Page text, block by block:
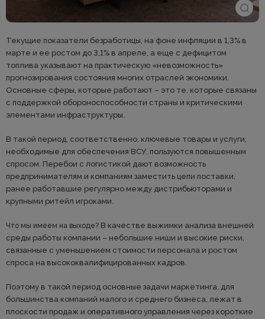
Текущие показатели безработицы, на фоне инфляции в 1,3% в
марте и ее ростом до 3,1% в апреле, а еще с дефицитом
топлива указывают на практическую «невозможность»
прогнозирования состояния многих отраслей экономики.
Основные сферы, которые работают – это те, которые связаны
с поддержкой обороноспособности страны и критическими
элементами инфраструктуры.
В такой период, соответственно, ключевые товары и услуги,
необходимые для обеспечения ВСУ, пользуются повышенным
спросом. Перебои с логистикой дают возможность
предпринимателям и компаниям заместить цепи поставки,
ранее работавшие регулярно между дистрибьюторами и
крупными ритейл игроками.
Что мы имеем на выходе? В качестве выжимки анализа внешней
среды работы компании – небольшие ниши и высокие риски,
связанные с уменьшением стоимости персонала и ростом
спроса на высококвалифицированных кадров.
Поэтому в такой период основные задачи маркетинга, для
большинства компаний малого и среднего бизнеса, лежат в
плоскости продаж и оперативного управления через короткие